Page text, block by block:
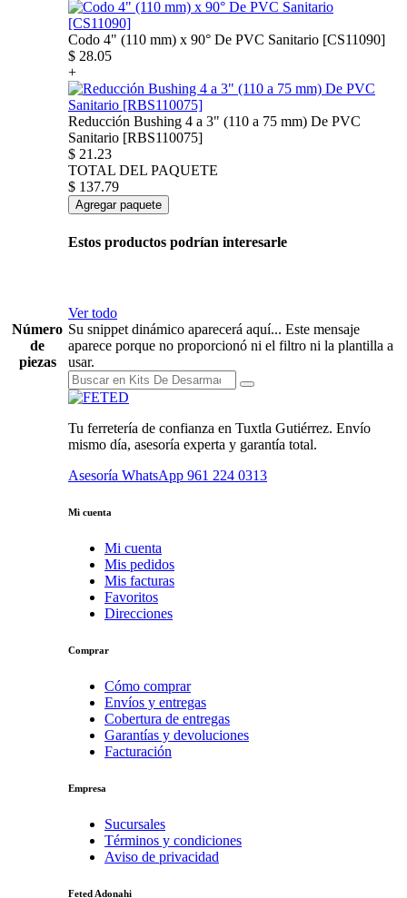
Número
de
piezas
Codo 4" (110 mm) x 90° De PVC Sanitario [CS11090]
$ 28.05
+
Reducción Bushing 4 a 3" (110 a 75 mm) De PVC
Sanitario [RBS110075]
$ 21.23
TOTAL DEL PAQUETE
$ 137.79
Agregar paquete
Estos productos podrían interesarle
Ver todo
Su snippet dinámico aparecerá aquí... Este mensaje
aparece porque no proporcionó ni el filtro ni la plantilla a
usar.
Tu ferretería de confianza en Tuxtla Gutiérrez. Envío
mismo día, asesoría experta y garantía total.
Asesoría WhatsApp 961 224 0313
Mi cuenta
Mi cuenta
Mis pedidos
Mis facturas
Favoritos
Direcciones
Comprar
Cómo comprar
Envíos y entregas
Cobertura de entregas
Garantías y devoluciones
Facturación
Empresa
Sucursales
Términos y condiciones
Aviso de privacidad
Feted Adonahi